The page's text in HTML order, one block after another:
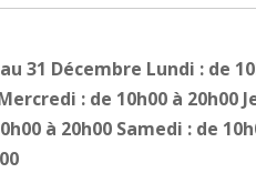
31 Décembre Lundi : de
: de 10h00 à 20h00
à 20h00 Samedi : de